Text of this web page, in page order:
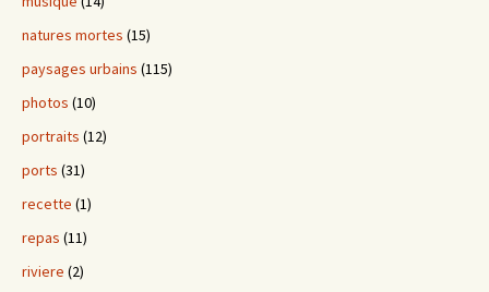
natures mortes (15)
paysages urbains (115)
photos (10)
portraits (12)
ports (31)
recette (1)
repas (11)
riviere (2)